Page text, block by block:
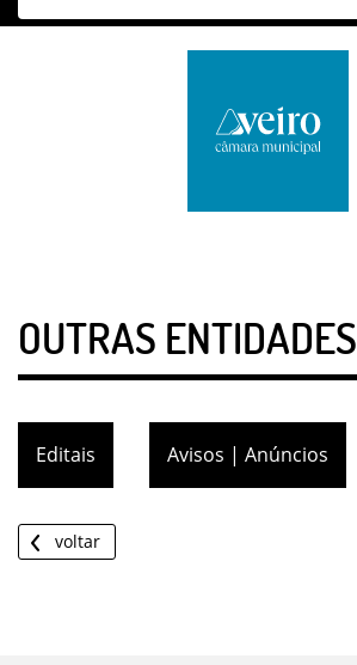
OUTRAS ENTIDADES
Editais Avisos | Anúncios
voltar